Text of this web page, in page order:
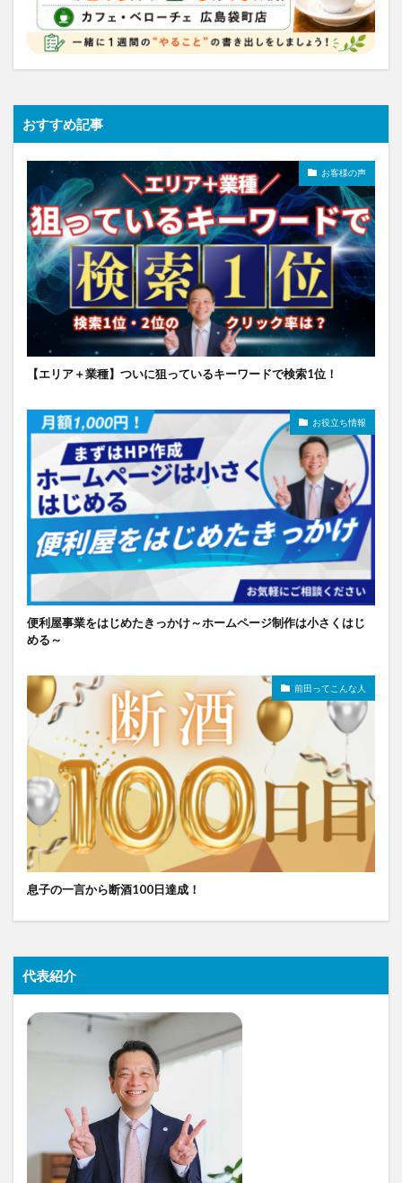
おすすめ記事
お客様の声
【エリア＋業種】ついに狙っているキーワードで検索1位！
お役立ち情報
便利屋事業をはじめたきっかけ～ホームページ制作は小さくはじ
める～
前田ってこんな人
息子の一言から断酒100日達成！
代表紹介